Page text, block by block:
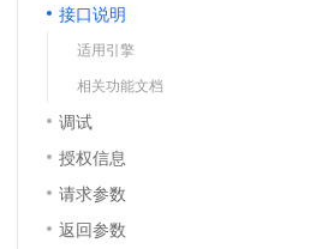
接口说明
适用引擎
相关功能文档
调试
授权信息
请求参数
返回参数
语音识别与合成
Qwen3-TTS-Flash
数字证书管理服务（原SSL证书）
实现全站 HTTPS，呈现可信的 Web 访问
短信服务
大数据开发治理平台 DataWorks
HappyHorse 打造一站式影视创作平台
漫剧工坊：一站式动画创作平台
快速生产连贯的高质量长漫剧
10 分钟搭建微信、支付宝小程序
高效部署网站，快速应用到小程序
先锋实践拓展 AI 生产力的边界
飞天发布时刻
所见，即是所愿
AI 实训营
从基础到进阶，Agent 创客手把手教你
创新加速
Token 补贴，五大权
益加速 OPC 成功
公司注册
上云迁移
代维服务
伙伴信用分合作计划
更多支持
合作伙伴培训与认证
查询合作伙伴
登录合作伙伴管理后台
镜像站
我要反馈
我要建议